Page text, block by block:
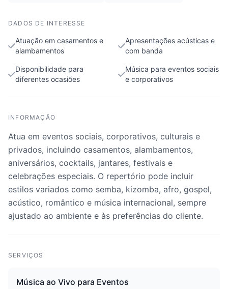
DADOS DE INTERESSE
Atuação em casamentos e
alambamentos
Apresentações acústicas e
com banda
Disponibilidade para
diferentes ocasiões
Música para eventos sociais
e corporativos
INFORMAÇÃO
Atua em eventos sociais, corporativos, culturais e
privados, incluindo casamentos, alambamentos,
aniversários, cocktails, jantares, festivais e
celebrações especiais. O repertório pode incluir
estilos variados como semba, kizomba, afro, gospel,
acústico, romântico e música internacional, sempre
ajustado ao ambiente e às preferências do cliente.
SERVIÇOS
Música ao Vivo para Eventos